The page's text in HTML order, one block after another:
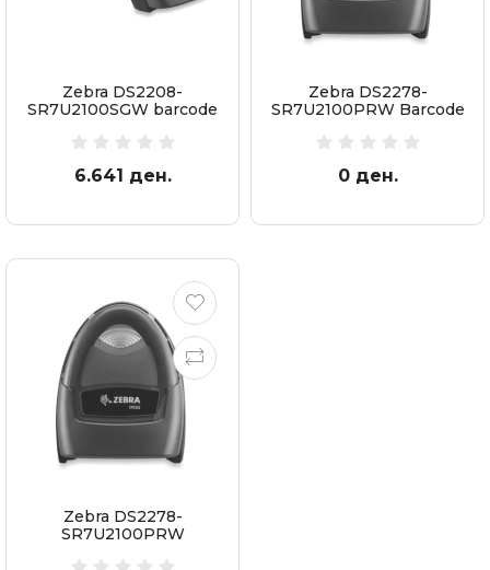
Zebra DS2208-
SR7U2100SGW barcode
6.641 ден.
Zebra DS2278-
SR7U2100PRW Barcode
0 ден.
Zebra DS2278-
SR7U2100PRW